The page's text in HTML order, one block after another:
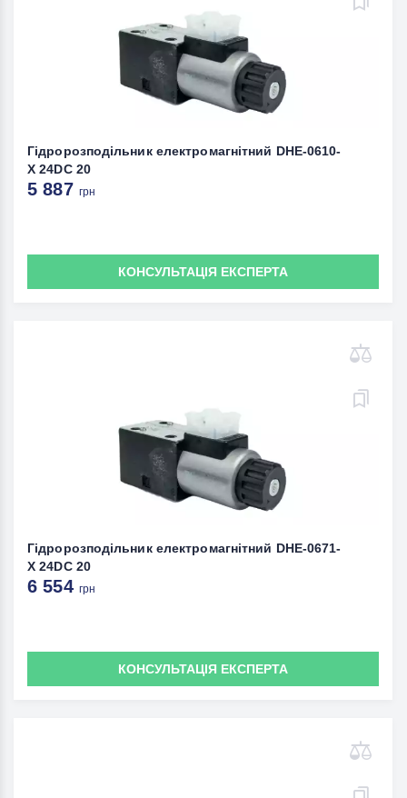
Гідророзподільник електромагнітний DHE-0610-
X 24DC 20
5 887 грн
КОНСУЛЬТАЦІЯ ЕКСПЕРТА
Гідророзподільник електромагнітний DHE-0671-
X 24DC 20
6 554 грн
КОНСУЛЬТАЦІЯ ЕКСПЕРТА